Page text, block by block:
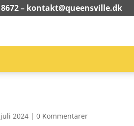
– kontakt@queensville.dk
2024 |0 Kommentarer